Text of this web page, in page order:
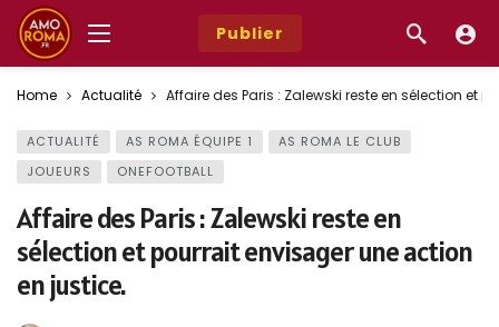
Publier
Home Actualité Affaire des Paris : Zalewski reste en sélection et
ACTUALITÉ AS ROMA ÉQUIPE 1
AS ROMA LE CLUB
JOUEURS
ONEFOOTBALL
Affaire des Paris : Zalewski reste en
sélection et pourrait envisager une action
en justice.